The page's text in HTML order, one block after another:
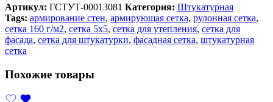
Артикул: ГСТУТ-00013081 Категория: Штукатурная
Tags: армирование стен, армирующая сетка, рулонная сетка,
сетка 160 г/м2, сетка 5х5, сетка для утепления, сетка для
фасада, сетка для штукатурки, фасадная сетка, штукатурная
сетка
Похожие товары